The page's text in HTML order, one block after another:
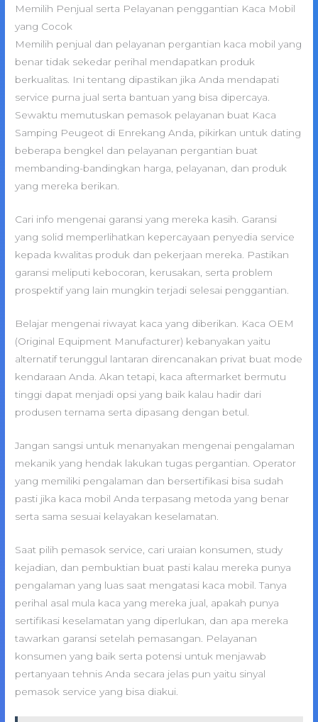
Memilih Penjual serta Pelayanan penggantian Kaca Mobil
yang Cocok
Memilih penjual dan pelayanan pergantian kaca mobil yang
benar tidak sekedar perihal mendapatkan produk
berkualitas. Ini tentang dipastikan jika Anda mendapati
service purna jual serta bantuan yang bisa dipercaya.
Sewaktu memutuskan pemasok pelayanan buat Kaca
Samping Peugeot di Enrekang Anda, pikirkan untuk dating
beberapa bengkel dan pelayanan pergantian buat
membanding-bandingkan harga, pelayanan, dan produk
yang mereka berikan.
Cari info mengenai garansi yang mereka kasih. Garansi
yang solid memperlihatkan kepercayaan penyedia service
kepada kwalitas produk dan pekerjaan mereka. Pastikan
garansi meliputi kebocoran, kerusakan, serta problem
prospektif yang lain mungkin terjadi selesai penggantian.
Belajar mengenai riwayat kaca yang diberikan. Kaca OEM
(Original Equipment Manufacturer) kebanyakan yaitu
alternatif terunggul lantaran direncanakan privat buat mode
kendaraan Anda. Akan tetapi, kaca aftermarket bermutu
tinggi dapat menjadi opsi yang baik kalau hadir dari
produsen ternama serta dipasang dengan betul.
Jangan sangsi untuk menanyakan mengenai pengalaman
mekanik yang hendak lakukan tugas pergantian. Operator
yang memiliki pengalaman dan bersertifikasi bisa sudah
pasti jika kaca mobil Anda terpasang metoda yang benar
serta sama sesuai kelayakan keselamatan.
Saat pilih pemasok service, cari uraian konsumen, study
kejadian, dan pembuktian buat pasti kalau mereka punya
pengalaman yang luas saat mengatasi kaca mobil. Tanya
perihal asal mula kaca yang mereka jual, apakah punya
sertifikasi keselamatan yang diperlukan, dan apa mereka
tawarkan garansi setelah pemasangan. Pelayanan
konsumen yang baik serta potensi untuk menjawab
pertanyaan tehnis Anda secara jelas pun yaitu sinyal
pemasok service yang bisa diakui.